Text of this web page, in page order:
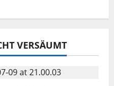
VERSÄUMT